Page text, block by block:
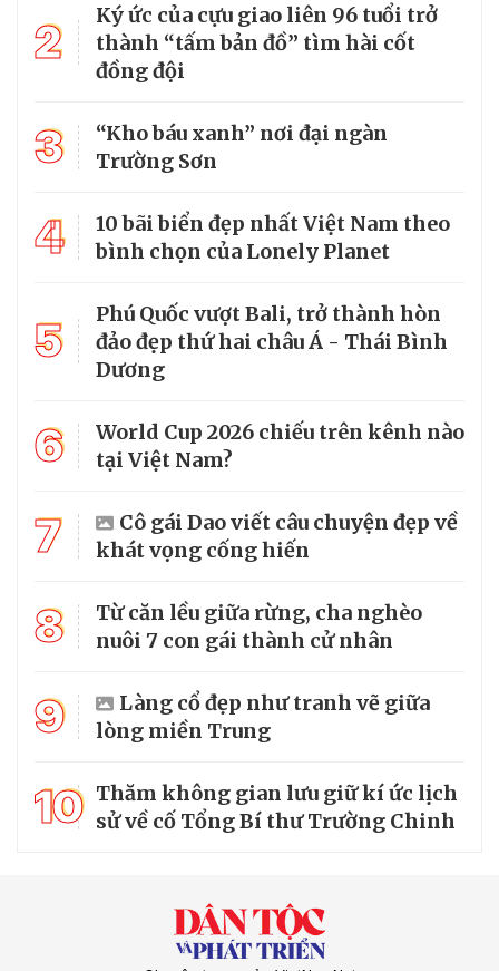
2
Ký ức của cựu giao liên 96 tuổi trở
thành “tấm bản đồ” tìm hài cốt
đồng đội
3
“Kho báu xanh” nơi đại ngàn
Trường Sơn
4
10 bãi biển đẹp nhất Việt Nam theo
bình chọn của Lonely Planet
5
Phú Quốc vượt Bali, trở thành hòn
đảo đẹp thứ hai châu Á - Thái Bình
Dương
6
World Cup 2026 chiếu trên kênh nào
tại Việt Nam?
7
Cô gái Dao viết câu chuyện đẹp về
khát vọng cống hiến
8
Từ căn lều giữa rừng, cha nghèo
nuôi 7 con gái thành cử nhân
9
Làng cổ đẹp như tranh vẽ giữa
lòng miền Trung
10 Thăm không gian lưu giữ kí ức lịch
sử về cố Tổng Bí thư Trường Chinh